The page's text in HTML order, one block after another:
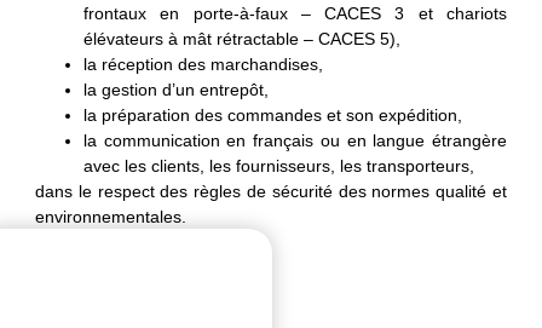
frontaux en porte-à-faux – CACES 3 et chariots
élévateurs à mât rétractable – CACES 5),
la réception des marchandises,
la gestion d’un entrepôt,
la préparation des commandes et son expédition,
la communication en français ou en langue étrangère
avec les clients, les fournisseurs, les transporteurs,
dans le respect des règles de sécurité des normes qualité et
environnementales.